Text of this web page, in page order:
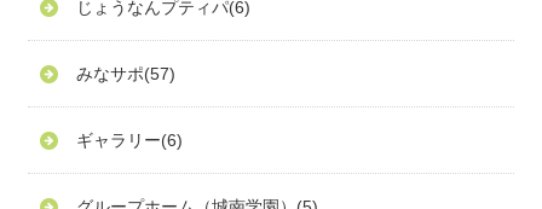
じょうなんプティパ(6)
みなサポ(57)
ギャラリー(6)